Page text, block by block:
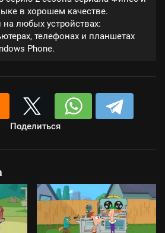
в хорошем качестве.
любых устройствах:
телефонах и планшетах
Phone.
Поделиться